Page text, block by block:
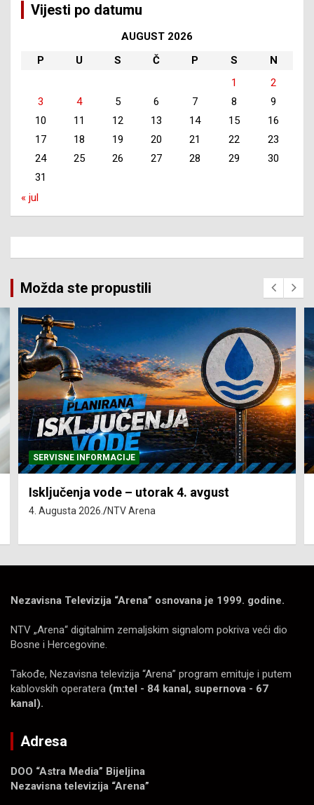
Vijesti po datumu
AUGUST 2026
P
U S Č P S
N
1
2
3
4 5 6 7 8
9
10
11 12 13 14 15
16
17
18 19 20 21 22
23
24
25 26 27 28 29
30
31
« jul
Možda ste propustili
SERVISNE INFORMACIJE
Isključenja vode – utorak 4. avgust
4. Augusta 2026. NTV Arena
Nezavisna Televizija “Arena” osnovana je 1999. godine.
NTV „Arena“ digitalnim zemaljskim signalom pokriva veći dio
Bosne i Hercegovine.
Takođe, Nezavisna televizija “Arena” program emituje i putem
kablovskih operatera (m:tel - 84 kanal, supernova - 67
kanal).
Adresa
DOO “Astra Media” Bijeljina
Nezavisna televizija “Arena”